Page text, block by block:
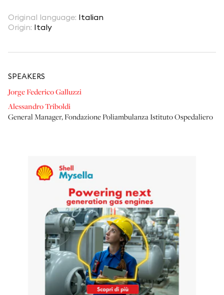
Original language: Italian
Origin: Italy
SPEAKERS
Jorge Federico Galluzzi
Alessandro Triboldi
General Manager,Fondazione Poliambulanza Istituto Ospedaliero